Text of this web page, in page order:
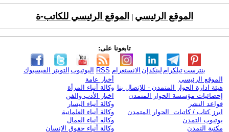
الموقع الرئيسي الموقع الرئيسي للكاتب-ة
تابعونا على:
الفيسبوك التويتر اليوتيوب RSS الانستغرام لينكدإن تيلكرامبنترست
الموقع الرئيسي
هيئة ادارة الحوار المتمدن - للإتصال بنا
إحصائيات مؤسسة الحوار المتمدن
قواعد النشر
ابرز كتاب / كاتبات الحوار المتمدن
يوتيوب التمدن
مكتبة التمدن
أخبار عامة
وكالة أنباء المرأة
اخبار الأدب والفن
وكالة أنباء اليسار
وكالة أنباء العلمانية
وكالة أنباء العمال
وكالة أنباء حقوق الإنسان